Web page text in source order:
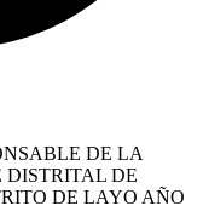
DE LA
DISTRITAL DE
DE LAYO AÑO